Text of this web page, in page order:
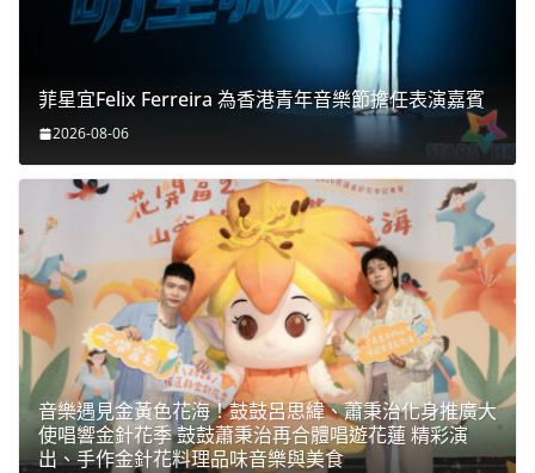
菲星宜Felix Ferreira 為香港青年音樂節擔任表演嘉賓
2026-08-06
音樂遇見金黃色花海！鼓鼓呂思緯、蕭秉治化身推廣大
使唱響金針花季 鼓鼓蕭秉治再合體唱遊花蓮 精彩演
出、手作金針花料理品味音樂與美食